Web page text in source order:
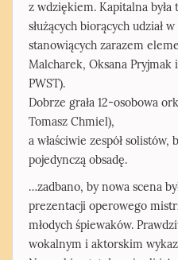
z wdziękiem. Kapitalna
służących biorących udział
stanowiących zarazem
Malcharek, Oksana Pryjmak
PWST).
Dobrze grała 12-osobowa
Tomasz Chmiel),
a właściwie zespół
pojedynczą obsadę.
…zadbano, by nowa scena
prezentacji operowego
młodych śpiewaków.
wokalnym i aktorskim